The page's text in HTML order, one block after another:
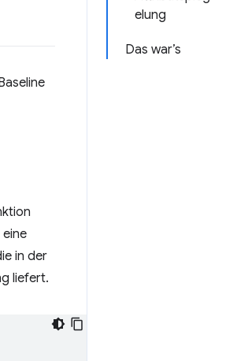
elung
Das war’s
in der
liefert.